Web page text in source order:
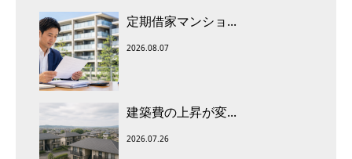
定期借家マンショ...
2026.08.07
建築費の上昇が変...
2026.07.26